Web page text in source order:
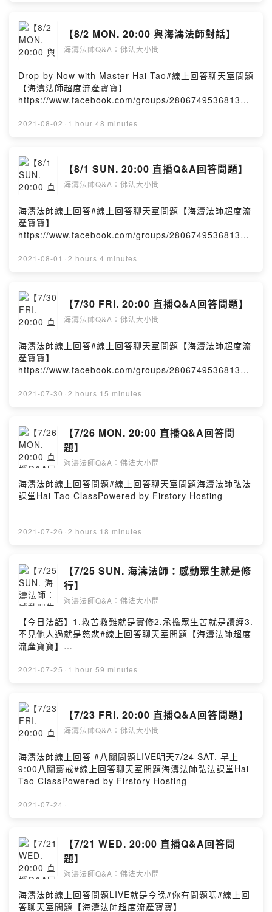
【8/2 MON. 20:00 與海濤法師對話】
海濤法師Q&A：佛法大小問
Drop-by Now with Master Hai Tao#線上回答聊天室問題
【海濤法師超度流產寶寶】
https://www.facebook.com/groups/280674953681320
Hosting
2021-08-02 · 1 hour 48 minutes
【8/1 SUN. 20:00 直播Q&A回答問題】
海濤法師Q&A：佛法大小問
海濤法師線上回答#線上回答聊天室問題【海濤法師超度流
產寶寶】
https://www.facebook.com/groups/280674953681320
Hosting
2021-08-01 · 2 hours 4 minutes
【7/30 FRI. 20:00 直播Q&A回答問題】
海濤法師Q&A：佛法大小問
海濤法師線上回答#線上回答聊天室問題【海濤法師超度流
產寶寶】
https://www.facebook.com/groups/280674953681320
Hosting
2021-07-30 · 2 hours 15 minutes
【7/26 MON. 20:00 直播Q&A回答問
題】
海濤法師Q&A：佛法大小問
海濤法師線上回答問題#線上回答聊天室問題海濤法師弘法
課堂Hai Tao ClassPowered by Firstory Hosting
2021-07-26 · 2 hours 18 minutes
【7/25 SUN. 海濤法師：感動眾生就是修
行】
海濤法師Q&A：佛法大小問
【今日法語】1.救苦救難就是實修2.承擔眾生苦就是讀經3.
不見他人過就是慈悲#線上回答聊天室問題【海濤法師超度
流產寶寶】
/濤法師弘法課堂Hai Tao Class海濤法師弘法課堂
2021-07-25 · 1 hour 59 minutes
【7/23 FRI. 20:00 直播Q&A回答問題】
海濤法師Q&A：佛法大小問
海濤法師線上回答 #八關問題LIVE明天7/24 SAT. 早上
9:00八關齋戒#線上回答聊天室問題海濤法師弘法課堂Hai
Tao ClassPowered by Firstory Hosting
2021-07-24 ·
【7/21 WED. 20:00 直播Q&A回答問
題】
海濤法師Q&A：佛法大小問
海濤法師線上回答問題LIVE就是今晚#你有問題嗎#線上回
答聊天室問題【海濤法師超度流產寶寶】